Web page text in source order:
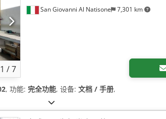
1 /7
San Giovanni Al Natisone 7,301 km
, 功能: 完全功能, 设备: 文档 / 手册,